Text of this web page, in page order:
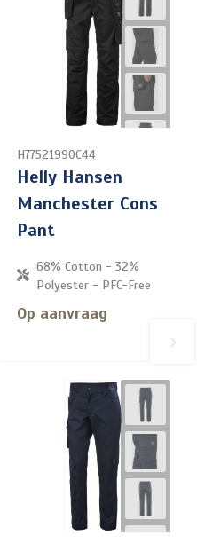
H77521990C44
Helly Hansen
Manchester Cons
Pant
68% Cotton - 32%
Polyester - PFC-Free
Op aanvraag